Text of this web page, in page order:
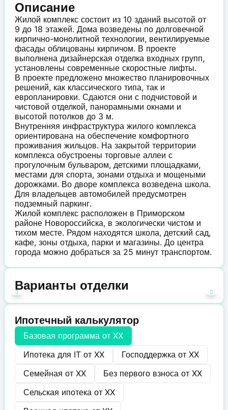
Описание
Жилой комплекс состоит из 10 зданий высотой от
9 до 18 этажей. Дома возведены по долговечной
кирпично-монолитной технологии, вентилируемые
фасады облицованы кирпичом. В проекте
выполнена дизайнерская отделка входных групп,
установлены современные скоростные лифты.
В проекте предложено множество планировочных
решений, как классического типа, так и
европланировки. Сдаются они с подчистовой и
чистовой отделкой, панорамными окнами и
высотой потолков до 3 м.
Внутренняя инфраструктура жилого комплекса
ориентирована на обеспечение комфортного
проживания жильцов. На закрытой территории
комплекса обустроены торговые аллеи с
прогулочным бульваром, детскими площадками,
местами для спорта, зонами отдыха и мощеными
дорожками. Во дворе комплекса возведена школа.
Для владельцев автомобилей предусмотрен
подземный паркинг.
Жилой комплекс расположен в Приморском
районе Новороссийска, в экологически чистом и
тихом месте. Рядом находятся школа, детский сад,
кафе, зоны отдыха, парки и магазины. До центра
города можно добраться за 25 минут транспортом.
Варианты отделки
Ипотечный калькулятор
Базовая программа от XX
Ипотека для IT от XX Господдержка от XX
Семейная от XX Без первого взноса от XX
Сельская ипотека от XX